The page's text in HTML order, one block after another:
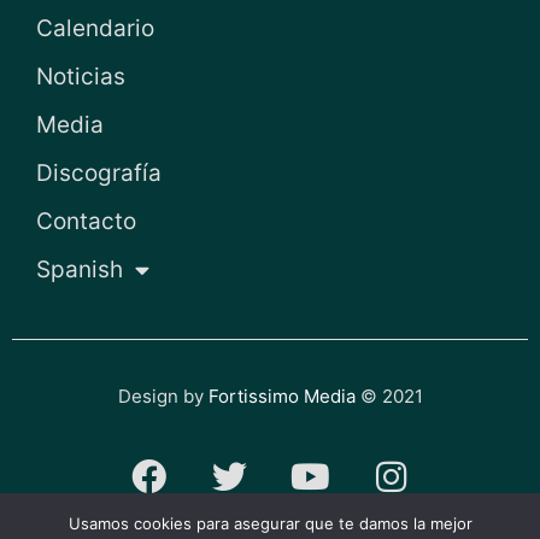
Calendario
Noticias
Media
Discografía
Contacto
Spanish
Design by Fortissimo Media© 2021
F
a
T
w
Y
o
I
n
Usamos cookies para asegurar que te damos la mejor